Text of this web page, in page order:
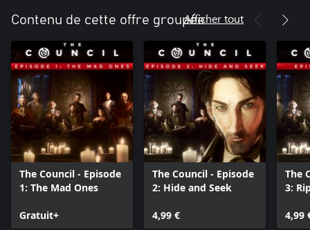
Contenu de cette offre groupéeAfficher tout
The Council - Episode
1: The Mad Ones
Gratuit+
The Council - Episode
2: Hide and Seek
4,99 €
The
3:
4,99